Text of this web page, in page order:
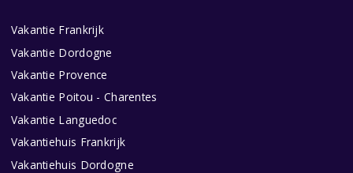
Vakantie Frankrijk
Vakantie Dordogne
Vakantie Provence
Vakantie Poitou - Charentes
Vakantie Languedoc
Vakantiehuis Frankrijk
Vakantiehuis Dordogne